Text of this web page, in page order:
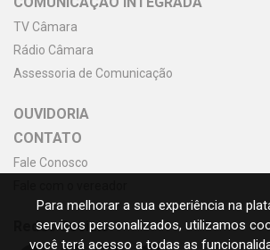
TV Câmara
Rádio Câmara
Assessoria de Comunicação
OUVIDORIA
CONTATO
Fale Conosco
Redes Sociais
Para melhorar a sua experiência na
serviços personalizados, utilizamos
você terá acesso a todas as